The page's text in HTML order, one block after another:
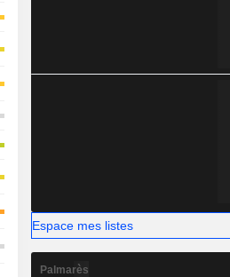
Espace mes listes
Palmarès